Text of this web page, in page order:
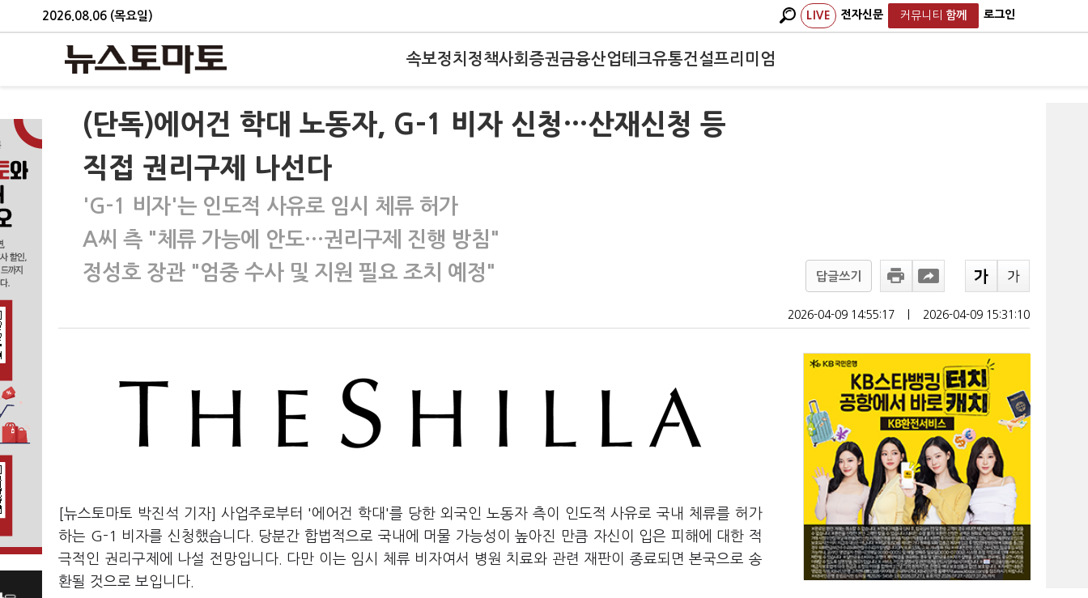
2026.08.06 (목요일) LIVE 전자신문 커뮤니티 함께 로그인
속보정치 정책사회 증권금융산업테크유통건설프리미엄
(단독)에어건 학대 노동자, G-1 비자 신청…산재신청 등
직접 권리구제 나선다
'G-1 비자'는 인도적 사유로 임시 체류 허가
A씨 측 "체류 가능에 안도…권리구제 진행 방침"
정성호 장관 "엄중 수사 및 지원 필요 조치 예정"
답글쓰기
2026-04-09 14:55:17 2026-04-09 15:31:10
[뉴스토마토 박진석 기자] 사업주로부터 '에어건 학대'를 당한 외국인 노동자 측이 인도적 사유로 국내 체류를 허가
하는 G-1 비자를 신청했습니다. 당분간 합법적으로 국내에 머물 가능성이 높아진 만큼 자신이 입은 피해에 대한 적
극적인 권리구제에 나설 전망입니다. 다만 이는 임시 체류 비자여서 병원 치료와 관련 재판이 종료되면 본국으로 송
환될 것으로 보입니다.